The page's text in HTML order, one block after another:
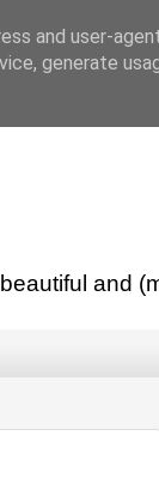
and
and user-
generate